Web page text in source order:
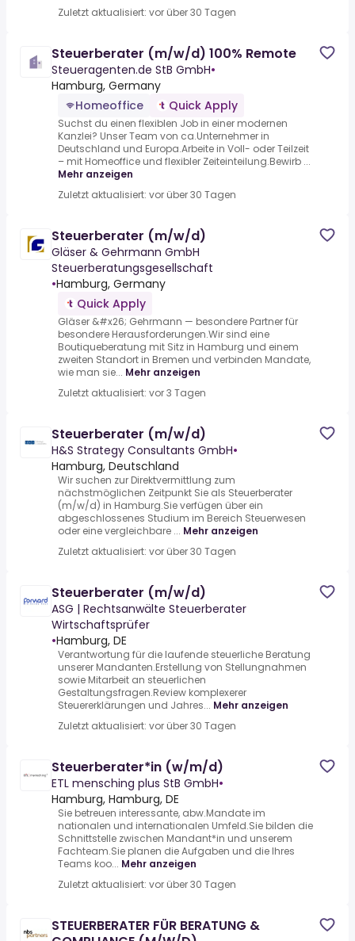
Zuletzt aktualisiert: vor über 30 Tagen
Steuerberater (m/w/d) 100% Remote
Steueragenten.de StB GmbH•
Hamburg, Germany
Homeoffice
Quick Apply
Suchst du einen flexiblen Job in einer modernen
Kanzlei? Unser Team von ca.Unternehmer in
Deutschland und Europa.Arbeite in Voll- oder Teilzeit
– mit Homeoffice und flexibler Zeiteinteilung.Bewirb ...
Mehr anzeigen
Zuletzt aktualisiert: vor über 30 Tagen
Steuerberater (m/w/d)
Gläser & Gehrmann GmbH
Steuerberatungsgesellschaft
•Hamburg, Germany
Quick Apply
Gläser &#x26; Gehrmann — besondere Partner für
besondere Herausforderungen.Wir sind eine
Boutiqueberatung mit Sitz in Hamburg und einem
zweiten Standort in Bremen und verbinden Mandate,
wie man sie... Mehr anzeigen
Zuletzt aktualisiert: vor 3 Tagen
Steuerberater (m/w/d)
H&S Strategy Consultants GmbH•
Hamburg, Deutschland
Wir suchen zur Direktvermittlung zum
nächstmöglichen Zeitpunkt Sie als Steuerberater
(m/w/d) in Hamburg.Sie verfügen über ein
abgeschlossenes Studium im Bereich Steuerwesen
oder eine vergleichbare ... Mehr anzeigen
Zuletzt aktualisiert: vor über 30 Tagen
Steuerberater (m/w/d)
ASG | Rechtsanwälte Steuerberater
Wirtschaftsprüfer
•Hamburg, DE
Verantwortung für die laufende steuerliche Beratung
unserer Mandanten.Erstellung von Stellungnahmen
sowie Mitarbeit an steuerlichen
Gestaltungsfragen.Review komplexerer
Steuererklärungen und Jahres... Mehr anzeigen
Zuletzt aktualisiert: vor über 30 Tagen
Steuerberater*in (w/m/d)
ETL mensching plus StB GmbH•
Hamburg, Hamburg, DE
Sie betreuen interessante, abw.Mandate im
nationalen und internationalen Umfeld.Sie bilden die
Schnittstelle zwischen Mandant*in und unserem
Fachteam.Sie planen die Aufgaben und die Ihres
Teams koo... Mehr anzeigen
Zuletzt aktualisiert: vor über 30 Tagen
STEUERBERATER FÜR BERATUNG &